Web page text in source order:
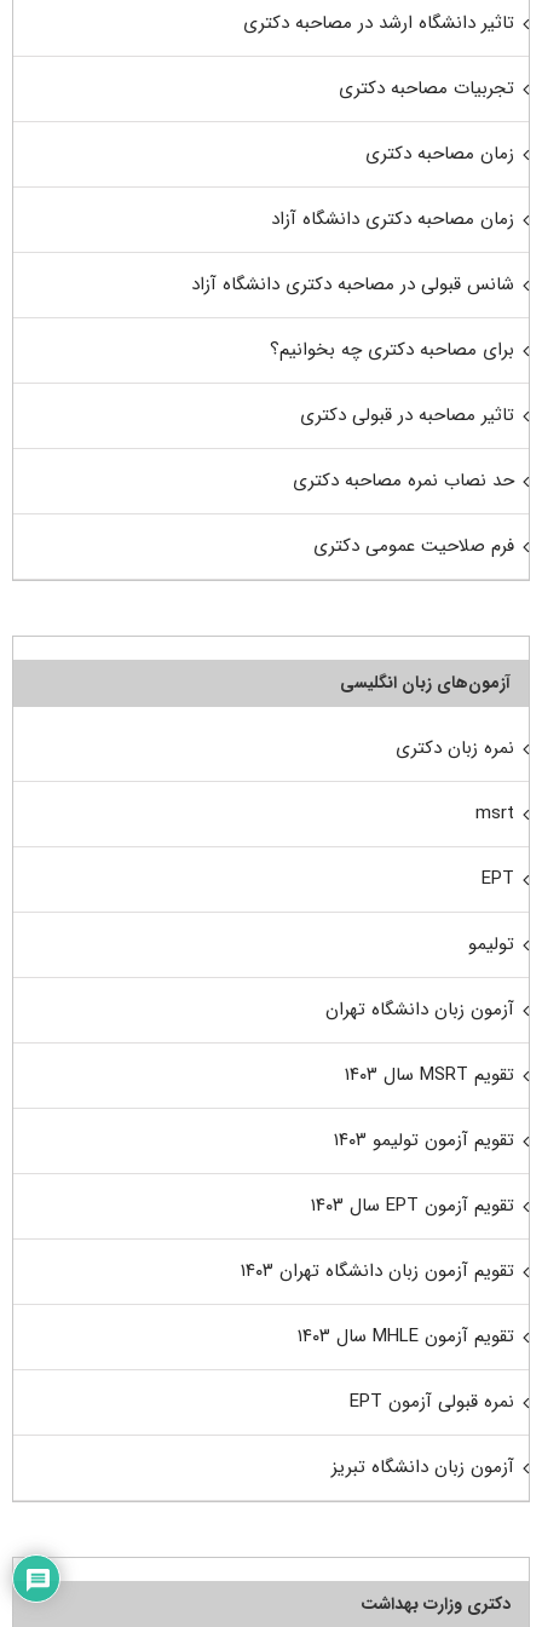
تاثیر دانشگاه ارشد در مصاحبه دکتری
تجربیات مصاحبه دکتری
زمان مصاحبه دکتری
زمان مصاحبه دکتری دانشگاه آزاد
شانس قبولی در مصاحبه دکتری دانشگاه آزاد
برای مصاحبه دکتری چه بخوانیم؟
تاثیر مصاحبه در قبولی دکتری
حد نصاب نمره مصاحبه دکتری
فرم صلاحیت عمومی دکتری
آزمون‌های زبان انگلیسی
نمره زبان دکتری
msrt
EPT
تولیمو
آزمون زبان دانشگاه تهران
تقویم MSRT سال ۱۴۰۳
تقویم آزمون تولیمو ۱۴۰۳
تقویم آزمون EPT سال ۱۴۰۳
تقویم آزمون زبان دانشگاه تهران ۱۴۰۳
تقویم آزمون MHLE سال ۱۴۰۳
نمره قبولی آزمون EPT
آزمون زبان دانشگاه تبریز
دکتری وزارت بهداشت